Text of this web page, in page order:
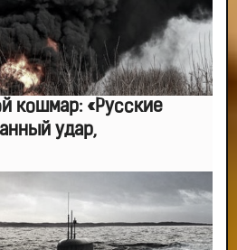
кошмар: «Русские
удар,